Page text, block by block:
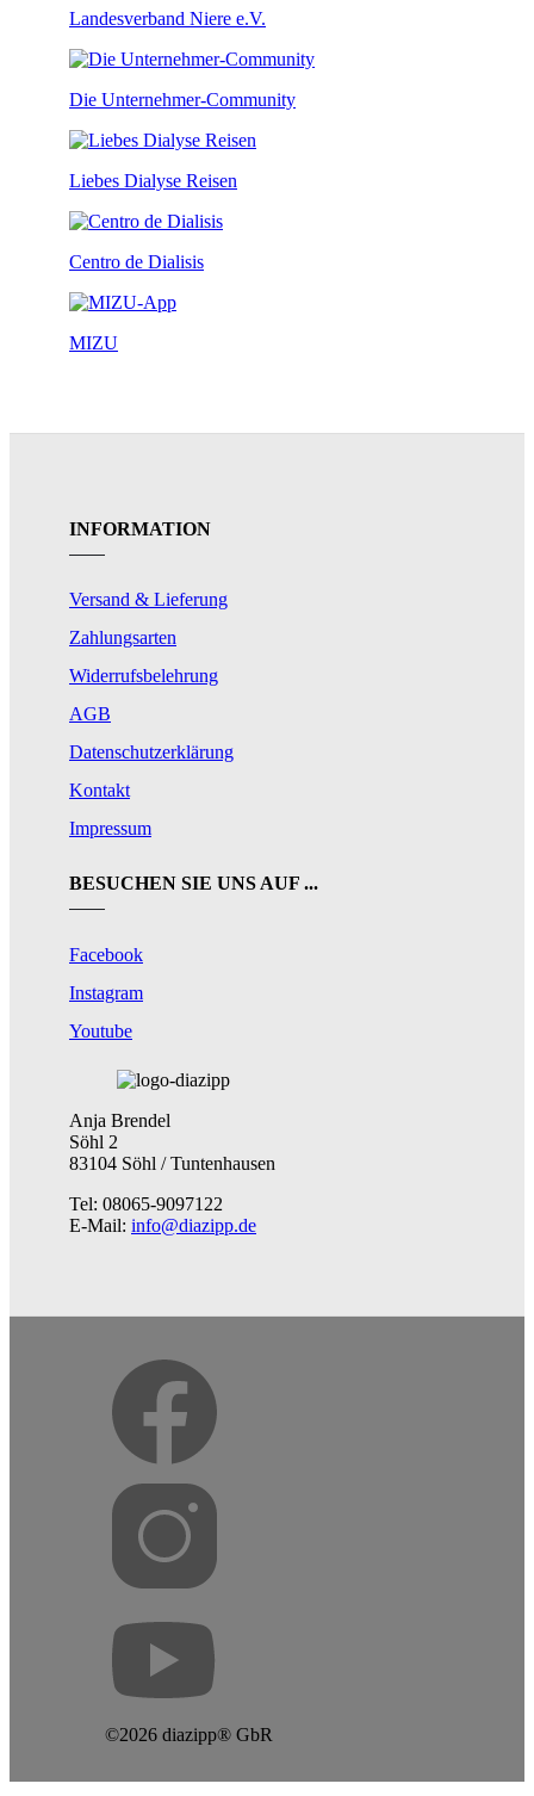
Landesverband Niere e.V.
Die Unternehmer-Community
Liebes Dialyse Reisen
Centro de Dialisis
MIZU
INFORMATION
Versand & Lieferung
Zahlungsarten
Widerrufsbelehrung
AGB
Datenschutzerklärung
Kontakt
Impressum
BESUCHEN SIE UNS AUF ...
Facebook
Instagram
Youtube
Anja Brendel
Söhl 2
83104 Söhl / Tuntenhausen
Tel: 08065-9097122
E-Mail: info@diazipp.de
©2026 diazipp® GbR